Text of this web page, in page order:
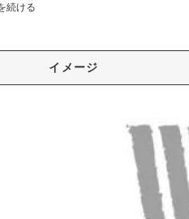
続ける
イメージ